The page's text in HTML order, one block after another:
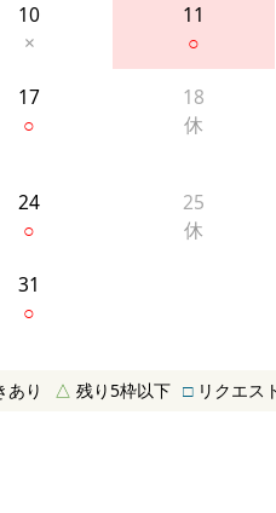
10
×
11
○
17
○
18
休
24
○
25
休
31
○
あり △ 残り5枠以下 □リクエス